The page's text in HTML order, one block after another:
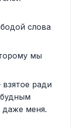
слова
мы
ради
даже меня.